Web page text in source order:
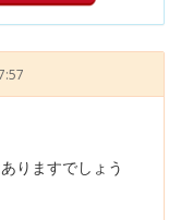
りますでしょう